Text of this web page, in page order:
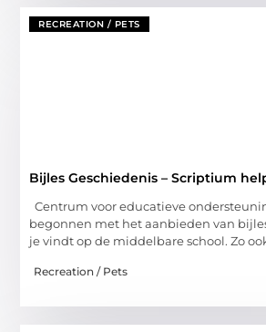
RECREATION / PETS
Bijles Geschiedenis – Scriptium
Centrum voor educatieve
begonnen met het aanbieden van
je vindt op de middelbare school. Zo
Recreation / Pets